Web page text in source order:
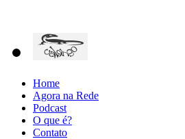
Home
Agora na Rede
Podcast
O que é?
Contato